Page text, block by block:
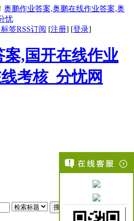
奥鹏作业答案,奥鹏在线作业答案,奥
忧
签RSS订阅 [注册] [登录]
搜索